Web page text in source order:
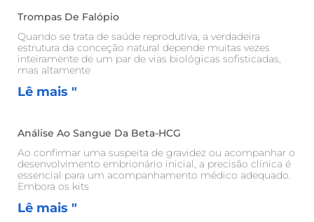
Trompas De Falópio
Quando se trata de saúde reprodutiva, a verdadeira
estrutura da conceção natural depende muitas vezes
inteiramente de um par de vias biológicas sofisticadas,
mas altamente
Lê mais "
Análise Ao Sangue Da Beta-HCG
Ao confirmar uma suspeita de gravidez ou acompanhar o
desenvolvimento embrionário inicial, a precisão clínica é
essencial para um acompanhamento médico adequado.
Embora os kits
Lê mais "